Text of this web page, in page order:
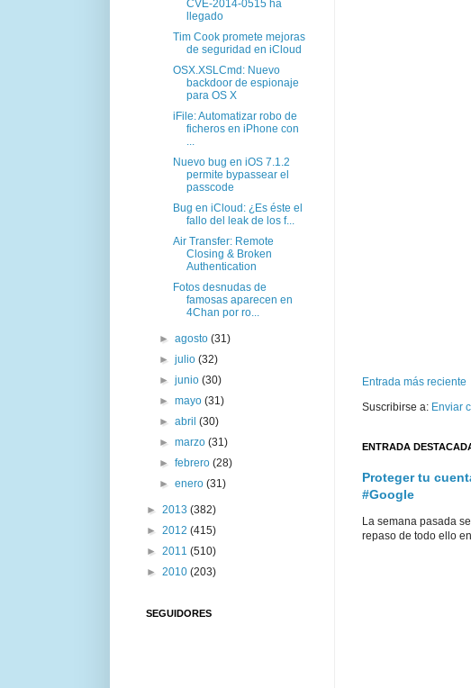
Entrada más reciente
Suscribirse a: Enviar
ENTRADA
Proteger tu
#Google
La semana pasada
repaso de todo ello
CVE-2014-0515 ha
llegado
Tim Cook promete mejoras
de seguridad en iCloud
OSX.XSLCmd: Nuevo
backdoor de espionaje
para OS X
iFile: Automatizar robo de
ficheros en iPhone con
Nuevo bug en iOS 7.1.2
permite bypassear el
passcode
Bug en iCloud: ¿Es éste el
fallo del leak de los f...
Air Transfer: Remote
Closing & Broken
Authentication
Fotos desnudas de
famosas aparecen en
4Chan por ro...
►agosto(31)
►julio(32)
►junio(30)
►mayo(31)
►abril(30)
►marzo(31)
►febrero(28)
►enero(31)
► 2013 (382)
► 2012 (415)
► 2011 (510)
► 2010 (203)
SEGUIDORES